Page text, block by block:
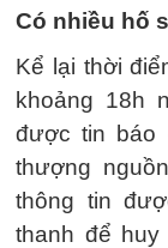
Có nhiều hố
Kể lại thời
khoảng 18h
được tin báo
thượng
thông tin
thanh để